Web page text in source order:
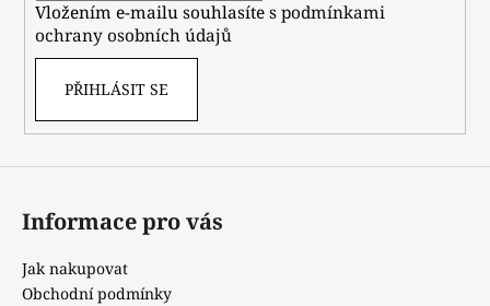
Vložením e-mailu souhlasíte spodmínkami
ochrany osobních údajů
PŘIHLÁSIT SE
Informace pro vás
Jak nakupovat
Obchodní podmínky